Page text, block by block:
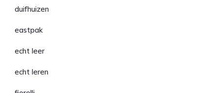
duifhuizen
eastpak
echt leer
echt leren